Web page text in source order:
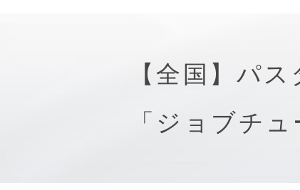
【全国】パ
「ジョブチ